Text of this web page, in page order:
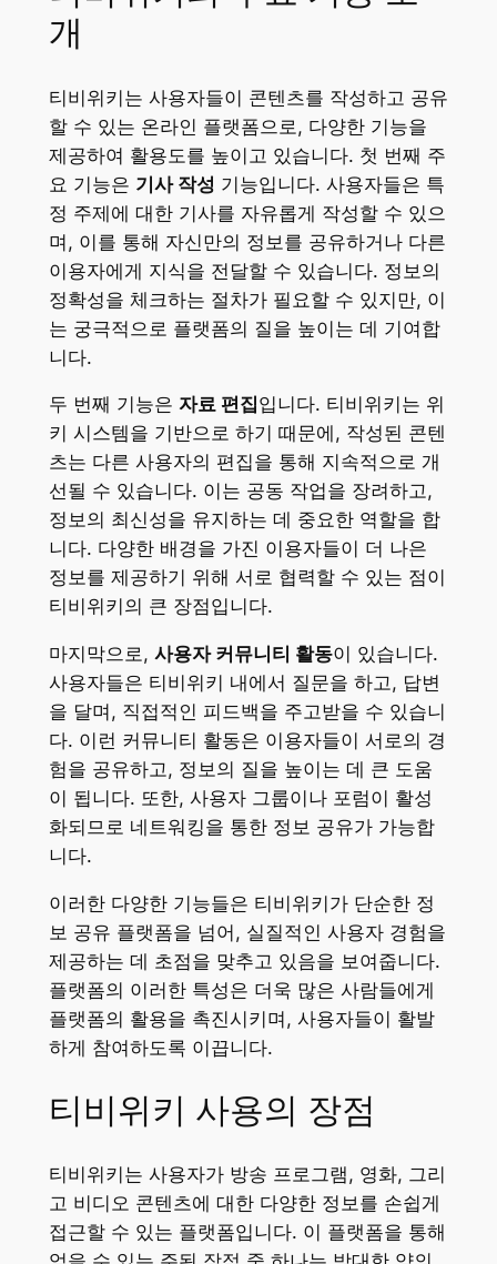
개
티비위키는 사용자들이 콘텐츠를 작성하고 공유
할 수 있는 온라인 플랫폼으로, 다양한 기능을
제공하여 활용도를 높이고 있습니다. 첫 번째 주
요 기능은 기사 작성 기능입니다. 사용자들은 특
정 주제에 대한 기사를 자유롭게 작성할 수 있으
며, 이를 통해 자신만의 정보를 공유하거나 다른
이용자에게 지식을 전달할 수 있습니다. 정보의
정확성을 체크하는 절차가 필요할 수 있지만, 이
는 궁극적으로 플랫폼의 질을 높이는 데 기여합
니다.
두 번째 기능은 자료 편집입니다. 티비위키는 위
키 시스템을 기반으로 하기 때문에, 작성된 콘텐
츠는 다른 사용자의 편집을 통해 지속적으로 개
선될 수 있습니다. 이는 공동 작업을 장려하고,
정보의 최신성을 유지하는 데 중요한 역할을 합
니다. 다양한 배경을 가진 이용자들이 더 나은
정보를 제공하기 위해 서로 협력할 수 있는 점이
티비위키의 큰 장점입니다.
마지막으로, 사용자 커뮤니티 활동이 있습니다.
사용자들은 티비위키 내에서 질문을 하고, 답변
을 달며, 직접적인 피드백을 주고받을 수 있습니
다. 이런 커뮤니티 활동은 이용자들이 서로의 경
험을 공유하고, 정보의 질을 높이는 데 큰 도움
이 됩니다. 또한, 사용자 그룹이나 포럼이 활성
화되므로 네트워킹을 통한 정보 공유가 가능합
니다.
이러한 다양한 기능들은 티비위키가 단순한 정
보 공유 플랫폼을 넘어, 실질적인 사용자 경험을
제공하는 데 초점을 맞추고 있음을 보여줍니다.
플랫폼의 이러한 특성은 더욱 많은 사람들에게
플랫폼의 활용을 촉진시키며, 사용자들이 활발
하게 참여하도록 이끕니다.
티비위키 사용의 장점
티비위키는 사용자가 방송 프로그램, 영화, 그리
고 비디오 콘텐츠에 대한 다양한 정보를 손쉽게
접근할 수 있는 플랫폼입니다. 이 플랫폼을 통해